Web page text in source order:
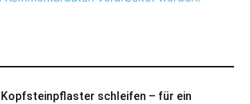
Kopfsteinpflaster schleifen – für ein